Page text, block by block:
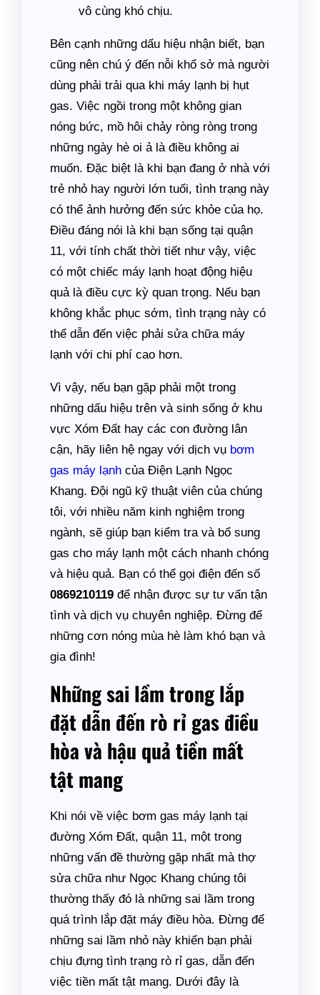
vô cùng khó chịu.
Bên cạnh những dấu hiệu nhận biết, bạn
cũng nên chú ý đến nỗi khổ sở mà người
dùng phải trải qua khi máy lạnh bị hụt
gas. Việc ngồi trong một không gian
nóng bức, mồ hôi chảy ròng ròng trong
những ngày hè oi ả là điều không ai
muốn. Đặc biệt là khi bạn đang ở nhà với
trẻ nhỏ hay người lớn tuổi, tình trạng này
có thể ảnh hưởng đến sức khỏe của họ.
Điều đáng nói là khi bạn sống tại quận
11, với tính chất thời tiết như vậy, việc
có một chiếc máy lạnh hoạt động hiệu
quả là điều cực kỳ quan trọng. Nếu bạn
không khắc phục sớm, tình trạng này có
thể dẫn đến việc phải sửa chữa máy
lạnh với chi phí cao hơn.
Vì vậy, nếu bạn gặp phải một trong
những dấu hiệu trên và sinh sống ở khu
vực Xóm Đất hay các con đường lân
cận, hãy liên hệ ngay với dịch vụ bơm
gas máy lạnh của Điện Lạnh Ngọc
Khang. Đội ngũ kỹ thuật viên của chúng
tôi, với nhiều năm kinh nghiệm trong
ngành, sẽ giúp bạn kiểm tra và bổ sung
gas cho máy lạnh một cách nhanh chóng
và hiệu quả. Bạn có thể gọi điện đến số
0869210119 để nhận được sự tư vấn tận
tình và dịch vụ chuyên nghiệp. Đừng để
những cơn nóng mùa hè làm khó bạn và
gia đình!
Những sai lầm trong lắp
đặt dẫn đến rò rỉ gas điều
hòa và hậu quả tiền mất
tật mang
Khi nói về việc bơm gas máy lạnh tại
đường Xóm Đất, quận 11, một trong
những vấn đề thường gặp nhất mà thợ
sửa chữa như Ngọc Khang chúng tôi
thường thấy đó là những sai lầm trong
quá trình lắp đặt máy điều hòa. Đừng để
những sai lầm nhỏ này khiến bạn phải
chịu đựng tình trạng rò rỉ gas, dẫn đến
việc tiền mất tật mang. Dưới đây là